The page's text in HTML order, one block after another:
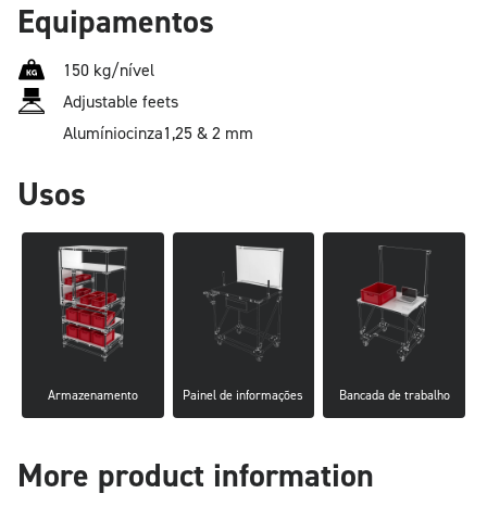
Equipamentos
150 kg/nível
Adjustable feets
Alumíniocinza1,25 & 2 mm
Usos
Armazenamento Painel de informações Bancada de trabalho
More product information